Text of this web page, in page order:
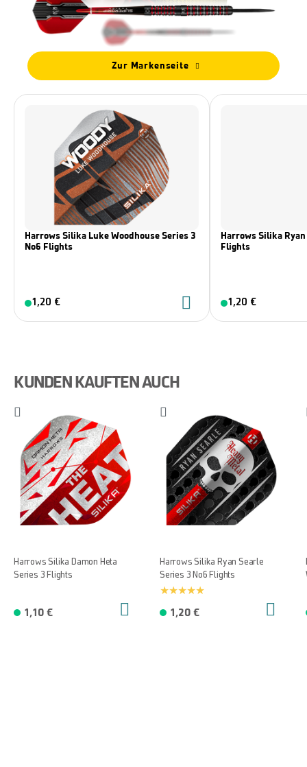
Zur Markenseite
Harrows Silika Luke Woodhouse Series 3
No6 Flights
1,20 €
Harrows Silika
Flights
1,20 €
KUNDEN KAUFTEN AUCH
Harrows Silika Damon Heta
Series 3 Flights
1,10 €
Harrows Silika Ryan Searle
Series 3 No6 Flights
1,20 €